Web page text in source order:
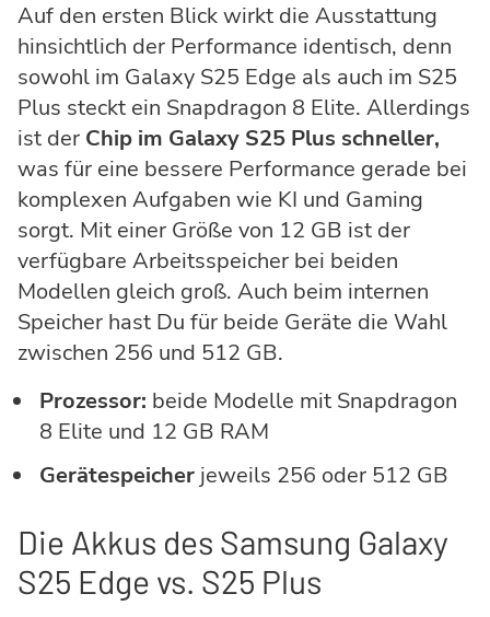
Auf den ersten Blick wirkt die Ausstattung
hinsichtlich der Performance identisch, denn
sowohl im Galaxy S25 Edge als auch im S25
Plus steckt ein Snapdragon 8 Elite. Allerdings
ist der Chip im Galaxy S25 Plus schneller,
was für eine bessere Performance gerade bei
komplexen Aufgaben wie KI und Gaming
sorgt. Mit einer Größe von 12 GB ist der
verfügbare Arbeitsspeicher bei beiden
Modellen gleich groß. Auch beim internen
Speicher hast Du für beide Geräte die Wahl
zwischen 256 und 512 GB.
Prozessor: beide Modelle mit Snapdragon
8 Elite und 12 GB RAM
Gerätespeicher jeweils 256 oder 512 GB
Die Akkus des Samsung Galaxy
S25 Edge vs. S25 Plus